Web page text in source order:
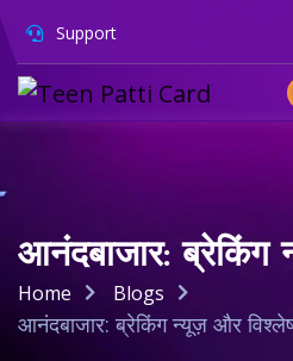
Support
आनंदबाजार: ब्रेकिंग
Home Blogs
आनंदबाजार: ब्रेकिंग न्यूज़ और